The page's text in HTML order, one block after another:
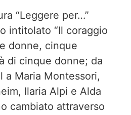
“Leggere per…”
intitolato “Il coraggio
donne, cinque
di cinque donne; da
a Maria Montessori,
Ilaria Alpi e Alda
cambiato attraverso